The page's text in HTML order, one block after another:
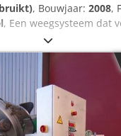
, Bouwjaar: 2008,
, Een weegsysteem dat
van harde
soorten snacks,
van de volgende
en trilgootsysteem
afmetingen
Totale afmetingen:
mm hoog. Dcedpfx